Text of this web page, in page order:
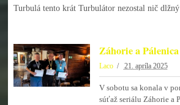
Turbulá tento krát Turbulátor nezostal nič
Záhorie a Pálenica
Laco 21. apríla 2025
V sobotu sa konala v
súťaž seriálu Záhorie a